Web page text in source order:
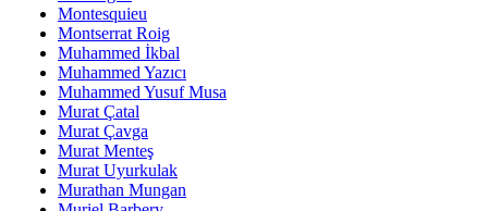
Montesquieu
Montserrat Roig
Muhammed İkbal
Muhammed Yazıcı
Muhammed Yusuf Musa
Murat Çatal
Murat Çavga
Murat Menteş
Murat Uyurkulak
Murathan Mungan